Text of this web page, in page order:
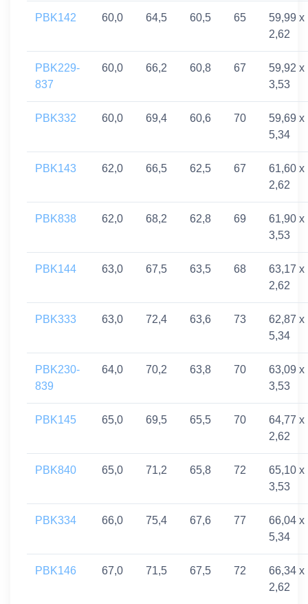
PBK142 60,0 64,5 60,5 65
59,99 x
2,62
PBK229-
837
60,0 66,2 60,8 67
59,92 x
3,53
PBK332 60,0 69,4 60,6 70
59,69 x
5,34
PBK143 62,0 66,5 62,5 67
61,60 x
2,62
PBK838 62,0 68,2 62,8 69
61,90 x
3,53
PBK144 63,0 67,5 63,5 68
63,17 x
2,62
PBK333 63,0 72,4 63,6 73
62,87 x
5,34
PBK230-
839
64,0 70,2 63,8 70
63,09 x
3,53
PBK145 65,0 69,5 65,5 70
64,77 x
2,62
PBK840 65,0 71,2 65,8 72
65,10 x
3,53
PBK334 66,0 75,4 67,6 77
66,04 x
5,34
PBK146 67,0 71,5 67,5 72
66,34 x
2,62